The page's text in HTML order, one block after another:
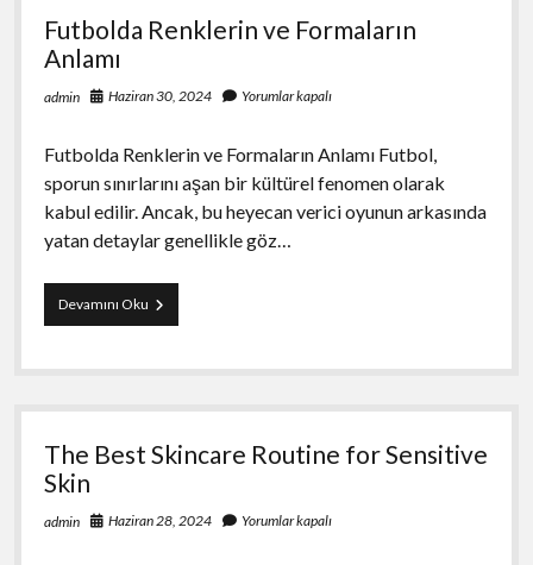
Futbolda Renklerin ve Formaların
Anlamı
admin Haziran 30, 2024 Yorumlar kapalı
Futbolda Renklerin ve Formaların Anlamı Futbol,
sporun sınırlarını aşan bir kültürel fenomen olarak
kabul edilir. Ancak, bu heyecan verici oyunun arkasında
yatan detaylar genellikle göz…
Devamını OkuFutbolda
Renklerin
Formaların
The Best Skincare Routine for Sensitive
Skin
admin Haziran 28, 2024 Yorumlar kapalı